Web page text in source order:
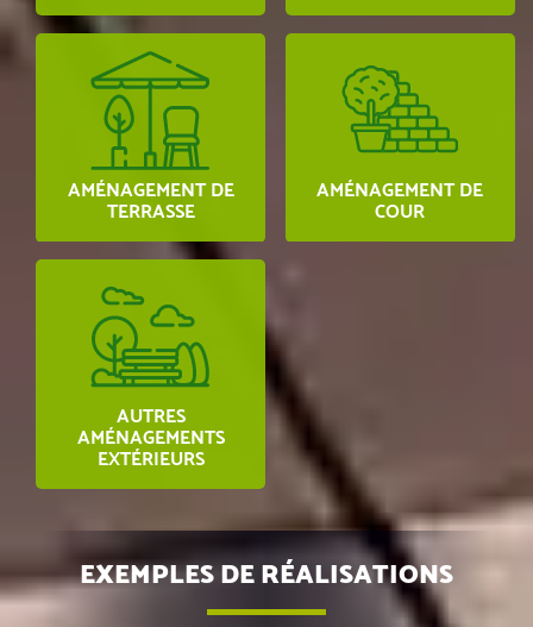
G. et DJ KITS
AMÉNAGEMENT DE
TERRASSE
AMÉNAGEMENT DE
COUR
AUTRES
AMÉNAGEMENTS
EXTÉRIEURS
EXEMPLES DE RÉALISATIONS